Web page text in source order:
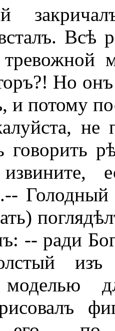
Всѣ
Но
и потому
не
говорить
-- ради
изъ